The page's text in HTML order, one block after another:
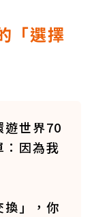
「選擇
遊世界70
：因為我
換」，你